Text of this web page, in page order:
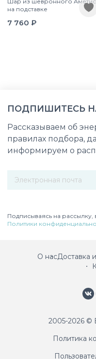
на подставке
7 760 ₽
ПОДПИШИТЕСЬ
Рассказываем об
правилах подбора,
информируем о
Подписываясь на
Политики
О насДоставка
2005-2026 ©
Политика